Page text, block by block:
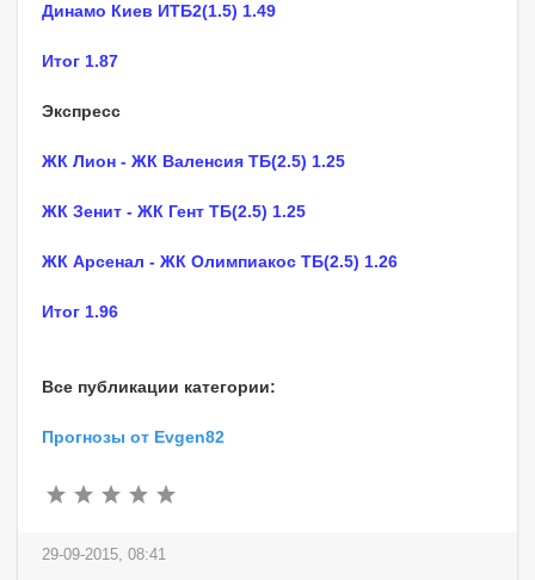
Динамо Киев ИТБ2(1.5) 1.49
Итог 1.87
Экспресс
ЖК Лион - ЖК Валенсия ТБ(2.5) 1.25
ЖК Зенит - ЖК Гент ТБ(2.5) 1.25
ЖК Арсенал - ЖК Олимпиакос ТБ(2.5) 1.26
Итог 1.96
Все публикации категории:
Прогнозы от Evgen82
29-09-2015, 08:41